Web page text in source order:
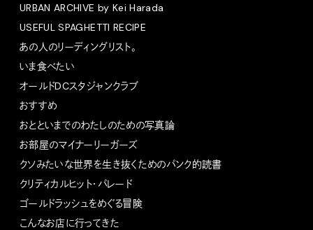
URBAN ARCHIVE by Kei Harada
USEFUL SPAGHETTI RECIPE
あの人のリーディングリスト。
いま食べたい
オールドDCスタジャンクラブ
おすすめ
おとといまでのわたしのための写真論
お部屋のマイナーリーガーズ
クソみたいな世界を生き抜くためのパンク的読書
クリティカルヒット・パレード
ゴールドラッシュをめぐる冒険
こんなお店に行ってきた